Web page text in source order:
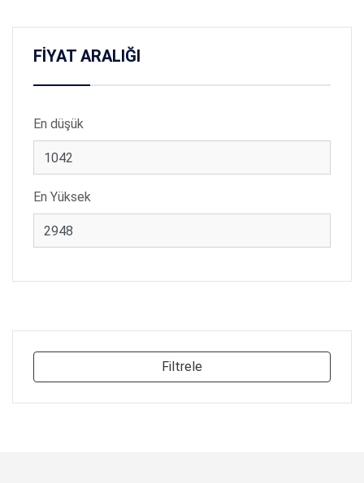
FİYAT ARALIĞI
En düşük
En Yüksek
Filtrele